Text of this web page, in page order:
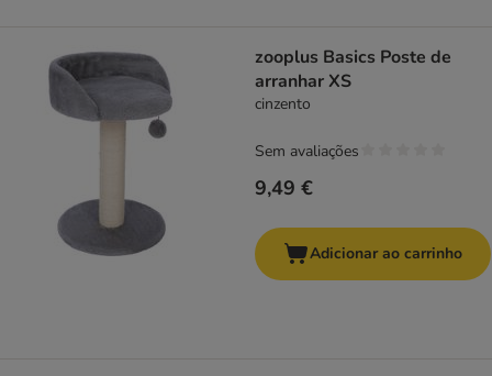
zooplus Basics Poste de
arranhar XS
cinzento
9,49 €
Sem avaliações
Adicionar ao carrinho